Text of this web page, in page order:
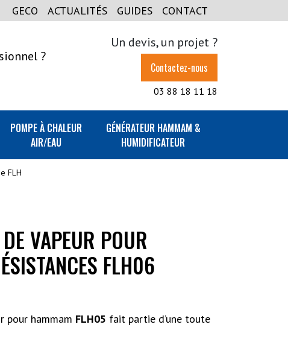
GECO ACTUALITÉS GUIDES CONTACT
?
Un devis, un projet ?
Contactez-nous
03 88 18 11 18
POMPE À CHALEUR
AIR/EAU
GÉNÉRATEUR HAMMAM &
HUMIDIFICATEUR
FLH
VAPEUR POUR
FLH06
pour hammam FLH05 fait partie d’une toute